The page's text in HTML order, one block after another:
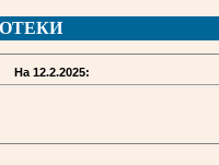
На 12.2.2025: